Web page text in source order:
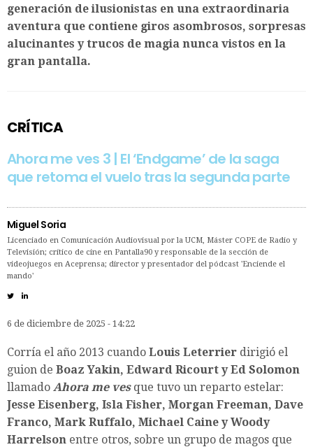
generación de ilusionistas en una extraordinaria
aventura que contiene giros asombrosos, sorpresas
alucinantes y trucos de magia nunca vistos en la
gran pantalla.
CRÍTICA
Ahora me ves 3 | El ‘Endgame’ de la saga
que retoma el vuelo tras la segunda parte
Miguel Soria
Licenciado en Comunicación Audiovisual por la UCM, Máster COPE de Radio y
Televisión; crítico de cine en Pantalla90 y responsable de la sección de
videojuegos en Aceprensa; director y presentador del pódcast 'Enciende el
mando'
6 de diciembre de 2025 - 14:22
Corría el año 2013 cuando Louis Leterrier dirigió el
guion de Boaz Yakin, Edward Ricourt y Ed Solomon
llamado Ahora me vesque tuvo un reparto estelar:
Jesse Eisenberg, Isla Fisher, Morgan Freeman, Dave
Franco, Mark Ruffalo, Michael Caine y Woody
Harrelson entre otros, sobre un grupo de magos que